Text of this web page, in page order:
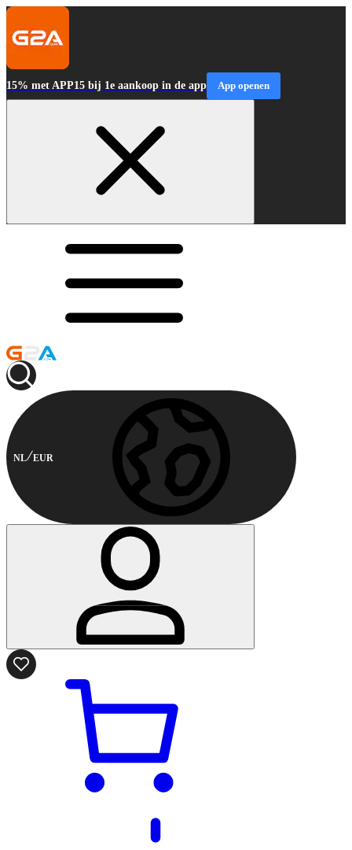
15% met APP15 bij 1e aankoop in de app App openen
NL EUR